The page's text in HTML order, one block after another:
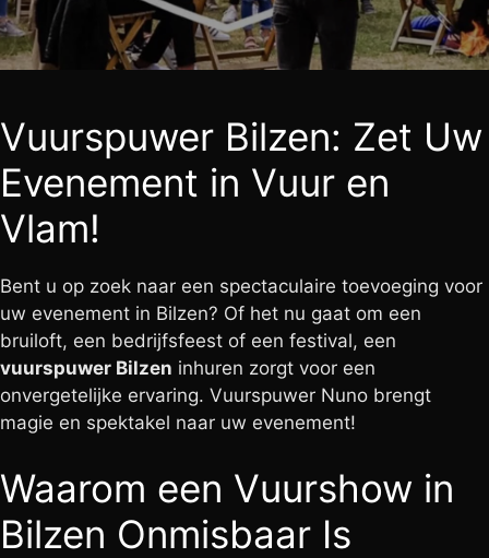
Vuurspuwer Bilzen: Zet Uw
Evenement in Vuur en
Vlam!
Bent u op zoek naar een spectaculaire toevoeging voor
uw evenement in Bilzen? Of het nu gaat om een
bruiloft, een bedrijfsfeest of een festival, een
vuurspuwer Bilzen inhuren zorgt voor een
onvergetelijke ervaring. Vuurspuwer Nuno brengt
magie en spektakel naar uw evenement!
Waarom een Vuurshow in
Bilzen Onmisbaar Is